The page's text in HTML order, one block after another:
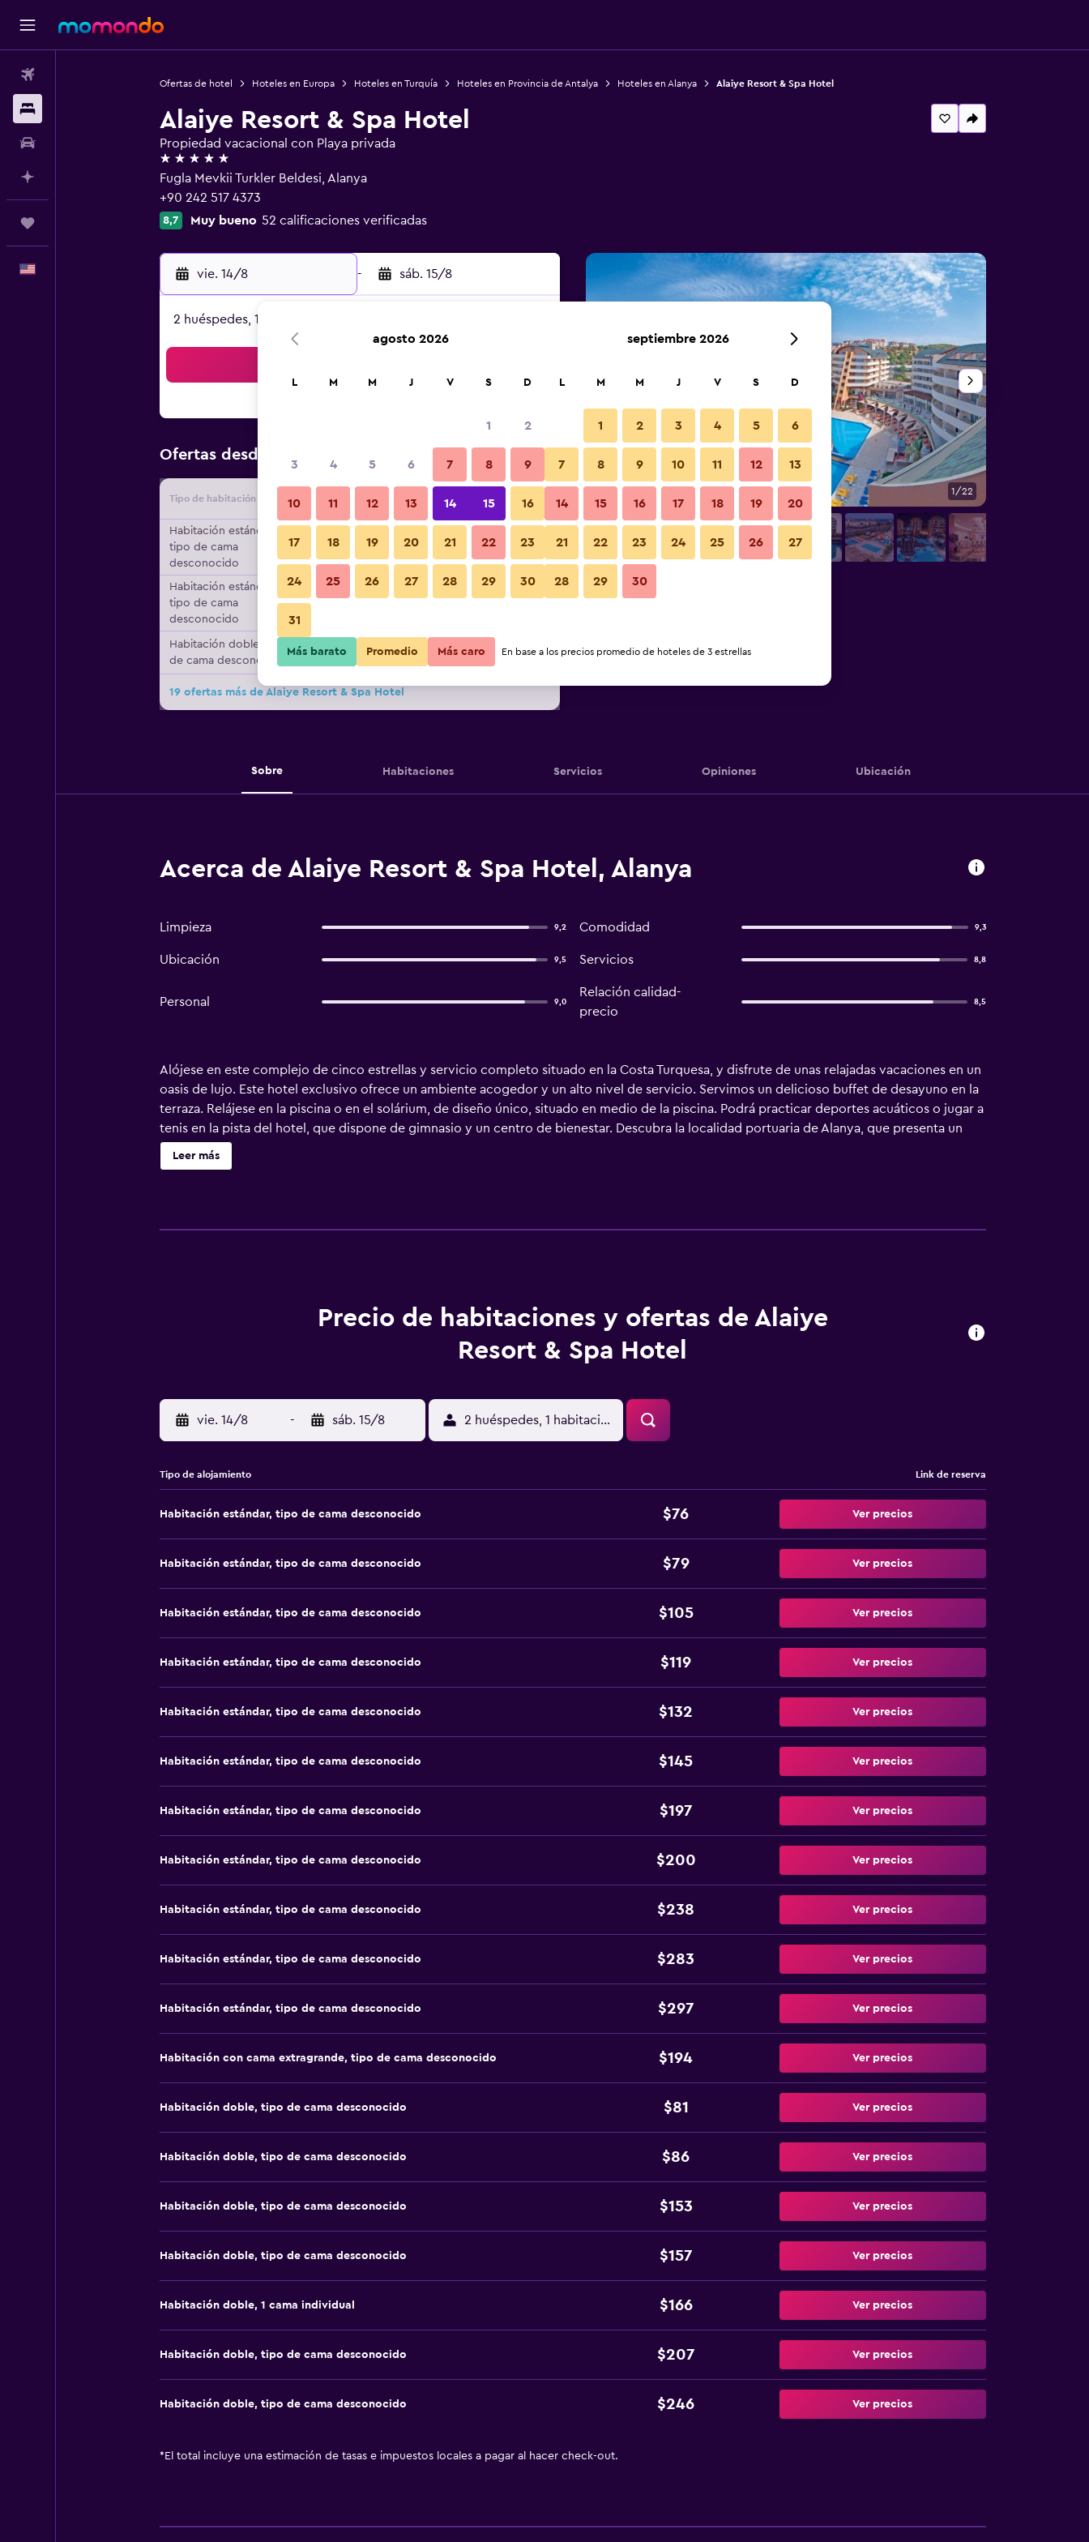
Ofertas de hotel Hoteles en Europa Hoteles en Turquía Hoteles en Provincia de Antalya Hoteles en Alanya Alaiye Resort & Spa Hotel
Alaiye Resort & Spa Hotel
Propiedad vacacional con Playa privada
5 estrellas
Fugla Mevkii Turkler Beldesi, Alanya
+90 242 517 4373
8,7 Muy bueno 52 calificaciones verificadas
vie. 14/8 - sáb. 15/8
2 huéspedes, 1 habitación
Ofertas desde Oferta más barata de precio por noche
Tipo de habitación Proveedor Total noche
Habitación estándar,
tipo de cama
desconocido
$76 Ver oferta
Habitación estándar,
tipo de cama
desconocido
Habitación doble, tipo
de cama desconocido
$81 Ver oferta
19 ofertas más de Alaiye Resort & Spa Hotel
Edificio 1/22
Fotos
Sobre Habitaciones Servicios Opiniones Ubicación
Acerca de Alaiye Resort & Spa Hotel, Alanya
Limpieza 9,2 Comodidad 9,3
Ubicación 9,5 Servicios 8,8
Personal 9,0
Relación calidad-
precio
8,5
Alójese en este complejo de cinco estrellas y servicio completo situado en la Costa Turquesa, y disfrute de unas relajadas vacaciones en un
oasis de lujo. Este hotel exclusivo ofrece un ambiente acogedor y un alto nivel de servicio. Servimos un delicioso buffet de desayuno en la
terraza. Relájese en la piscina o en el solárium, de diseño único, situado en medio de la piscina. Podrá practicar deportes acuáticos o jugar a
tenis en la pista del hotel, que dispone de gimnasio y un centro de bienestar. Descubra la localidad portuaria de Alanya, que presenta un
alegre centro y un bello puerto. El complejo ofrece también diversos restaurantes y bares de ambiente animado.
Leer más
Precio de habitaciones y ofertas de Alaiye
Resort & Spa Hotel
vie. 14/8 - sáb. 15/8 2 huéspedes, 1 habitación
Tipo de alojamiento Link de reserva
Habitación estándar, tipo de cama desconocido $76 Ver precios
Habitación estándar, tipo de cama desconocido $79 Ver precios
Habitación estándar, tipo de cama desconocido $105 Ver precios
Habitación estándar, tipo de cama desconocido $119 Ver precios
Habitación estándar, tipo de cama desconocido $132 Ver precios
Habitación estándar, tipo de cama desconocido $145 Ver precios
Habitación estándar, tipo de cama desconocido $197 Ver precios
Habitación estándar, tipo de cama desconocido $200 Ver precios
Habitación estándar, tipo de cama desconocido $238 Ver precios
Habitación estándar, tipo de cama desconocido $283 Ver precios
Habitación estándar, tipo de cama desconocido $297 Ver precios
Habitación con cama extragrande, tipo de cama desconocido $194 Ver precios
Habitación doble, tipo de cama desconocido $81 Ver precios
Habitación doble, tipo de cama desconocido $86 Ver precios
Habitación doble, tipo de cama desconocido $153 Ver precios
Habitación doble, tipo de cama desconocido $157 Ver precios
Habitación doble, 1 cama individual $166 Ver precios
Habitación doble, tipo de cama desconocido $207 Ver precios
Habitación doble, tipo de cama desconocido $246 Ver precios
* El total incluye una estimación de tasas e impuestos locales a pagar al hacer check-out.
agosto 2026
L M M J V S D
1 2
3 4 5 6 7 8 9
10 11 12 13 14 15 16
17 18 19 20 21 22 23
24 25 26 27 28 29 30
31
septiembre 2026
L M M J V S D
1 2 3 4 5 6
7 8 9 10 11 12 13
14 15 16 17 18 19 20
21 22 23 24 25 26 27
28 29 30
Más barato Promedio Más caro En base a los precios promedio de hoteles de 3 estrellas